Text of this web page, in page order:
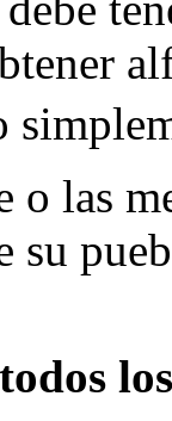
o las
su